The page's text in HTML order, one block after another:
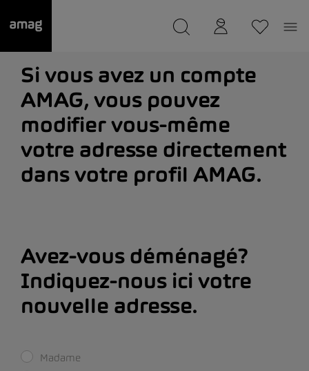
Si vous avez un compte
AMAG, vous pouvez
modifier vous-même
votre adresse directement
dans votre profil AMAG.
Avez-vous déménagé?
Indiquez-nous ici votre
nouvelle adresse.
Madame